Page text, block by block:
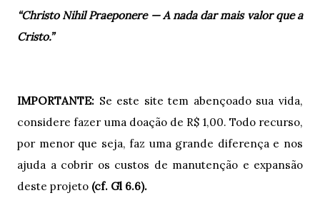
“Christo Nihil Praeponere — A nada dar mais valor que a
Cristo.”
IMPORTANTE: Se este site tem abençoado sua vida,
considere fazer uma doação de R$ 1,00. Todo recurso,
por menor que seja, faz uma grande diferença e nos
ajuda a cobrir os custos de manutenção e expansão
deste projeto (cf. Gl 6.6).